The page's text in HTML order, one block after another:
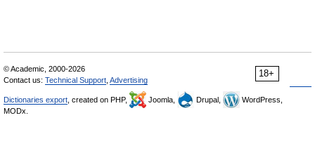
18+
© Academic, 2000-2026
Contact us: Technical Support Advertising
Dictionaries export , created on PHP, Joomla, Drupal,
WordPress,
MODx.